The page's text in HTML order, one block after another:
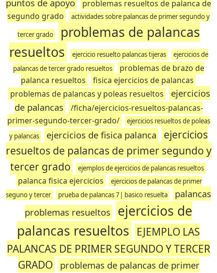
puntos de apoyo
problemas resueltos de palanca de
segundo grado
actividades sobre palancas de primer segundo y
tercer grado
problemas de palancas
resueltos
ejercicio resuelto palancas tijeras
ejercicios de
palancas de tercer grado resueltos
problemas de brazo de
palanca resueltos
fisica ejercicios de palancas
problemas de palancas y poleas resueltos
ejercicios
de palancas
/ficha/ejercicios-resueltos-palancas-
primer-segundo-tercer-grado/
ejercicios resueltos de poleas
y palancas
ejercicios de fisica palanca
ejercicios
resueltos de palancas de primer segundo y
tercer grado
ejemplos de ejercicios de palancas resueltos
palanca fisica ejercicios
ejercicios de palancas de primer
seguno y tercer
prueba de palancas 7| basico resuelta
palancas
problemas resueltos
ejercicios de
palancas resueltos
EJEMPLO LAS
PALANCAS DE PRIMER SEGUNDO Y TERCER
GRADO
problemas de palancas de primer